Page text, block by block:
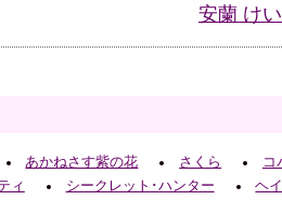
安蘭 け
あかねさす紫の花 さくら
コ
ィ
シークレット･ハンター
ヘ